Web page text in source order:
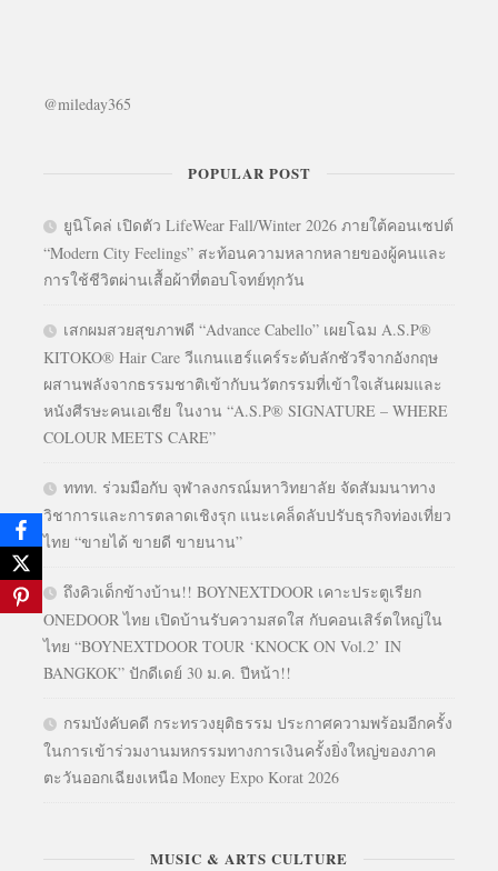
@mileday365
POPULAR POST
ยูนิโคล่ เปิดตัว LifeWear Fall/Winter 2026 ภายใต้คอนเซปต์
“Modern City Feelings” สะท้อนความหลากหลายของผู้คนและ
การใช้ชีวิตผ่านเสื้อผ้าที่ตอบโจทย์ทุกวัน
เสกผมสวยสุขภาพดี “Advance Cabello” เผยโฉม A.S.P®
KITOKO® Hair Care วีแกนแฮร์แคร์ระดับลักชัวรีจากอังกฤษ
ผสานพลังจากธรรมชาติเข้ากับนวัตกรรมที่เข้าใจเส้นผมและ
หนังศีรษะคนเอเชีย ในงาน “A.S.P® SIGNATURE – WHERE
COLOUR MEETS CARE”
ททท. ร่วมมือกับ จุฬาลงกรณ์มหาวิทยาลัย จัดสัมมนาทาง
วิชาการและการตลาดเชิงรุก แนะเคล็ดลับปรับธุรกิจท่องเที่ยว
ไทย “ขายได้ ขายดี ขายนาน”
ถึงคิวเด็กข้างบ้าน!! BOYNEXTDOOR เคาะประตูเรียก
ONEDOOR ไทย เปิดบ้านรับความสดใส กับคอนเสิร์ตใหญ่ใน
ไทย “BOYNEXTDOOR TOUR ‘KNOCK ON Vol.2’ IN
BANGKOK” ปักดีเดย์ 30 ม.ค. ปีหน้า!!
กรมบังคับคดี กระทรวงยุติธรรม ประกาศความพร้อมอีกครั้ง
ในการเข้าร่วมงานมหกรรมทางการเงินครั้งยิ่งใหญ่ของภาค
ตะวันออกเฉียงเหนือ Money Expo Korat 2026
MUSIC & ARTS CULTURE